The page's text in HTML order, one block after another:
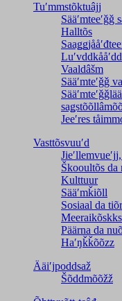
Tuʹmmstõktuâjj
Sääʹmteeʹǧǧ
Halltõs
Luʹvddkååʹdd
Vaaldâšm
Sääʹmteʹǧǧ
Jeeʹres
Vasttõsvuuʹd
Škooultõs da
Kulttuur
Sääʹmǩiõll
Sosiaal da
Päärna da
Haʹŋǩǩõõzz
Ääiʹjpoddsaž
Šõddmõõžž